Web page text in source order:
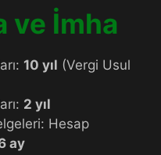
ve İmha
10 yıl (Vergi Usul
2 yıl
Hesap
ay